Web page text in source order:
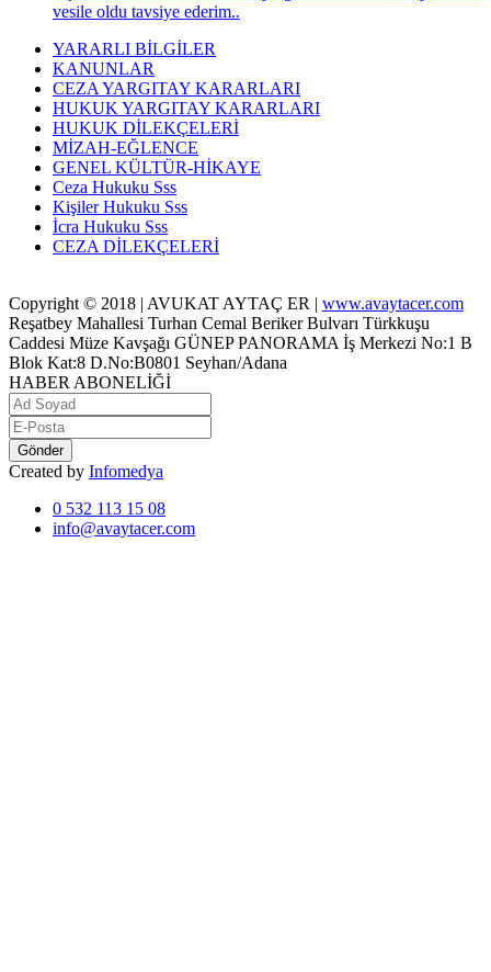
vesile oldu tavsiye ederim..
YARARLI BİLGİLER
KANUNLAR
CEZA YARGITAY KARARLARI
HUKUK YARGITAY KARARLARI
HUKUK DİLEKÇELERİ
MİZAH-EĞLENCE
GENEL KÜLTÜR-HİKAYE
Ceza Hukuku Sss
Kişiler Hukuku Sss
İcra Hukuku Sss
CEZA DİLEKÇELERİ
Copyright © 2018 | AVUKAT AYTAÇ ER | www.avaytacer.com
Reşatbey Mahallesi Turhan Cemal Beriker Bulvarı Türkkuşu
Caddesi Müze Kavşağı GÜNEP PANORAMA İş Merkezi No:1 B
Blok Kat:8 D.No:B0801 Seyhan/Adana
HABER ABONELİĞİ
Gönder
Created by Infomedya
0 532 113 15 08
info@avaytacer.com